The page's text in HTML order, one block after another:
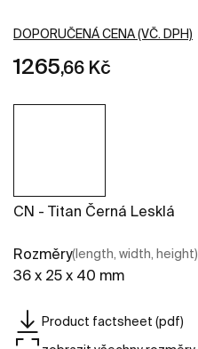
DOPORUČENÁ CENA (VČ. DPH)
1265,66 Kč
CN - Titan Černá Lesklá
Rozměry(length, width, height)
36 x 25 x 40 mm
Product factsheet (pdf)